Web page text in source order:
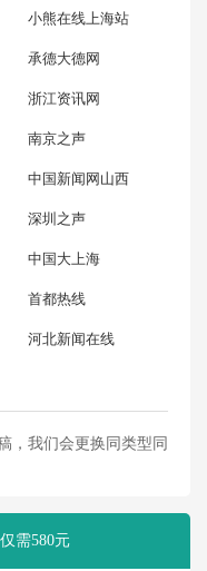
小熊在线上海站
承德大德网
浙江资讯网
南京之声
中国新闻网山西
深圳之声
中国大上海
首都热线
河北新闻在线
，我们会更换同类型同
仅需580元